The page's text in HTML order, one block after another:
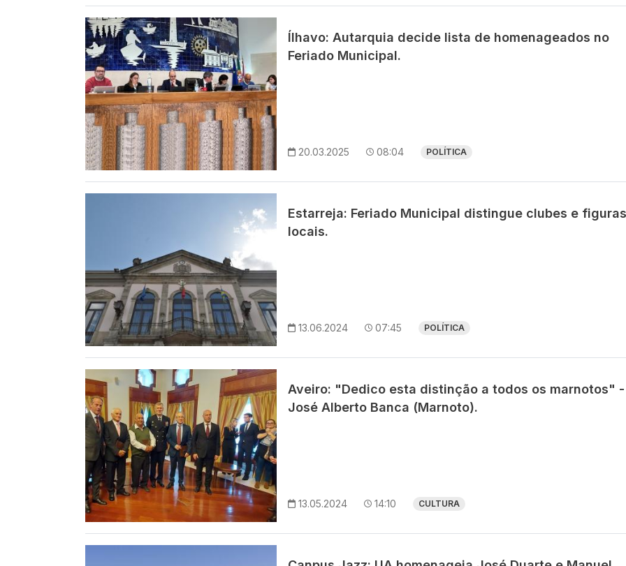
Imagem
Ílhavo: Autarquia decide lista de homenageados no
Feriado Municipal.
20.03.2025 08:04 POLÍTICA
Estarreja: Feriado Municipal distingue clubes e figuras
locais.
13.06.2024 07:45 POLÍTICA
Imagem
Aveiro: "Dedico esta distinção a todos os marnotos" -
José Alberto Banca (Marnoto).
13.05.2024 14:10 CULTURA